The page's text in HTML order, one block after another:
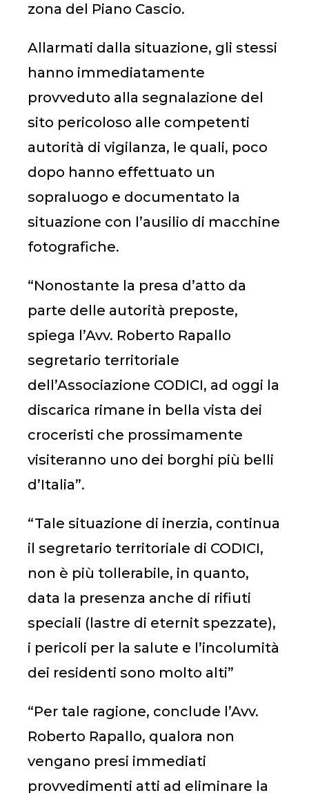
zona del Piano Cascio.
Allarmati dalla situazione, gli stessi
hanno immediatamente
provveduto alla segnalazione del
sito pericoloso alle competenti
autorità di vigilanza, le quali, poco
dopo hanno effettuato un
sopraluogo e documentato la
situazione con l’ausilio di macchine
fotografiche.
“Nonostante la presa d’atto da
parte delle autorità preposte,
spiega l’Avv. Roberto Rapallo
segretario territoriale
dell’Associazione CODICI, ad oggi la
discarica rimane in bella vista dei
croceristi che prossimamente
visiteranno uno dei borghi più belli
d’Italia”.
“Tale situazione di inerzia, continua
il segretario territoriale di CODICI,
non è più tollerabile, in quanto,
data la presenza anche di rifiuti
speciali (lastre di eternit spezzate),
i pericoli per la salute e l’incolumità
dei residenti sono molto alti”
“Per tale ragione, conclude l’Avv.
Roberto Rapallo, qualora non
vengano presi immediati
provvedimenti atti ad eliminare la